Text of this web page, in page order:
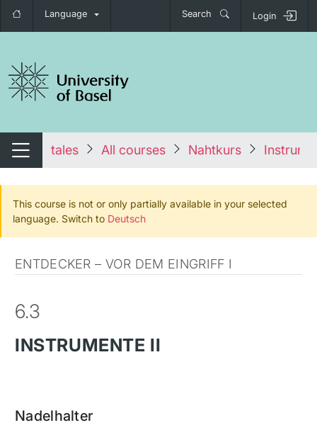
Language Search Login
navigation
Switch navigation
tales All courses Nahtkurs
This course is not or only partially available in your selected
language. Switch to Deutsch
ENTDECKER – VOR DEM EINGRIFF I
6.3
INSTRUMENTE II
Nadelhalter